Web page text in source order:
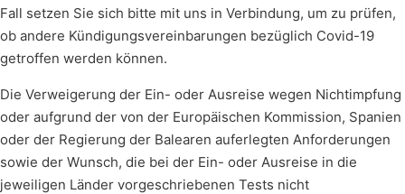
Fall setzen Sie sich bitte mit uns in Verbindung, um zu prüfen,
ob andere Kündigungsvereinbarungen bezüglich Covid-19
getroffen werden können.
Die Verweigerung der Ein- oder Ausreise wegen Nichtimpfung
oder aufgrund der von der Europäischen Kommission, Spanien
oder der Regierung der Balearen auferlegten Anforderungen
sowie der Wunsch, die bei der Ein- oder Ausreise in die
jeweiligen Länder vorgeschriebenen Tests nicht